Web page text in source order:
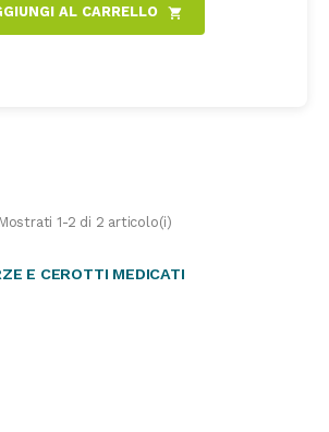
AL CARRELLO shopping_cart
Mostrati 1-2 di 2 articolo(i)
E CEROTTI MEDICATI